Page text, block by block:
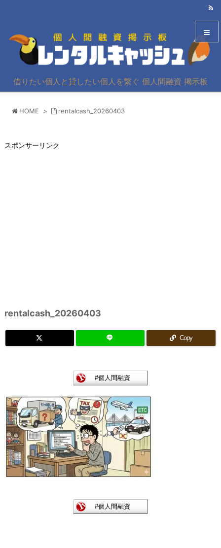
借りたい個人と貸したい個人を繋ぐ 個人間融資 掲示板
HOME > rentalcash_20260403
スポンサーリンク
rentalcash_20260403
Copy